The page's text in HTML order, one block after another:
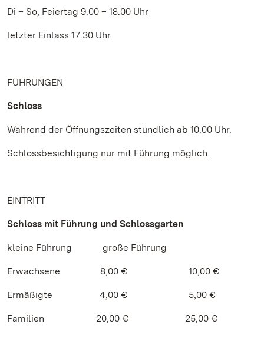
Di – So, Feiertag 9.00 – 18.00 Uhr
letzter Einlass 17.30 Uhr
FÜHRUNGEN
Schloss
Während der Öffnungszeiten stündlich ab 10.00 Uhr.
Schlossbesichtigung nur mit Führung möglich.
EINTRITT
Schloss mit Führung und Schlossgarten
kleine Führung große Führung
Erwachsene 8,00 € 10,00 €
Ermäßigte 4,00 € 5,00 €
Familien 20,00 € 25,00 €